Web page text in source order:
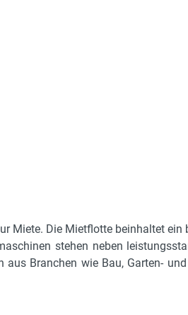
Miete. Die Mietflotte beinhaltet
stehen neben
Branchen wie Bau, Garten-